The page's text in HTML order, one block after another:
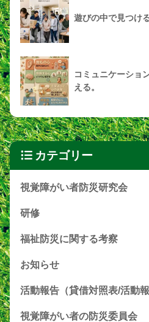
遊びの中で見つけ
コミュニケーショ
える。
カテゴリー
視覚障がい者防災研究会
研修
福祉防災に関する考察
お知らせ
活動報告（貸借対照表/活動報
視覚障がい者の防災委員会